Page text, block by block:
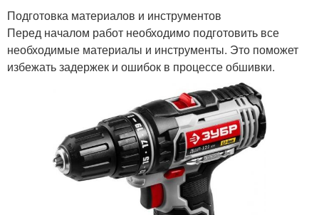
Подготовка материалов и инструментов
Перед началом работ необходимо подготовить все
необходимые материалы и инструменты. Это поможет
избежать задержек и ошибок в процессе обшивки.